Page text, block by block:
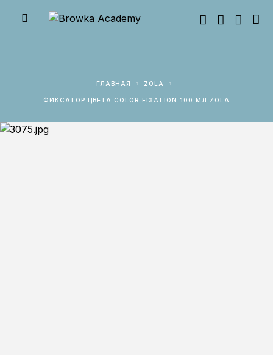
ГЛАВНАЯ ZOLA
ФИКСАТОР ЦВЕТА COLOR FIXATION 100 МЛ ZOLA